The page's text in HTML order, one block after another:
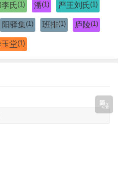
氏(1) 潘(1) 严王刘氏(1)
阳驿集(1) 班排(1) 庐陵(1)
堂(1)